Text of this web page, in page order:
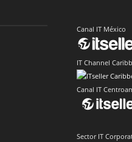
Canal IT México
IT Channel
Canal IT
Sector IT